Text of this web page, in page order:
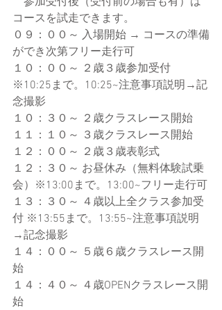
コースを試走できます。
０９：００～ 入場開始 → コースの準備
ができ次第フリー走行可
１０：００～ ２歳３歳参加受付
※10:25まで。10:25~注意事項説明→記
念撮影
１０：３０～ ２歳クラスレース開始
１１：１０～ ３歳クラスレース開始
１２：００～ ２歳３歳表彰式
１２：３０～ お昼休み（無料体験試乗
会）※13:00まで。13:00~フリー走行可
１３：３０～ ４歳以上全クラス参加受
付 ※13:55まで。13:55~注意事項説明
→記念撮影
１４：００～ ５歳６歳クラスレース開
始
１４：４０～ ４歳OPENクラスレース開
始